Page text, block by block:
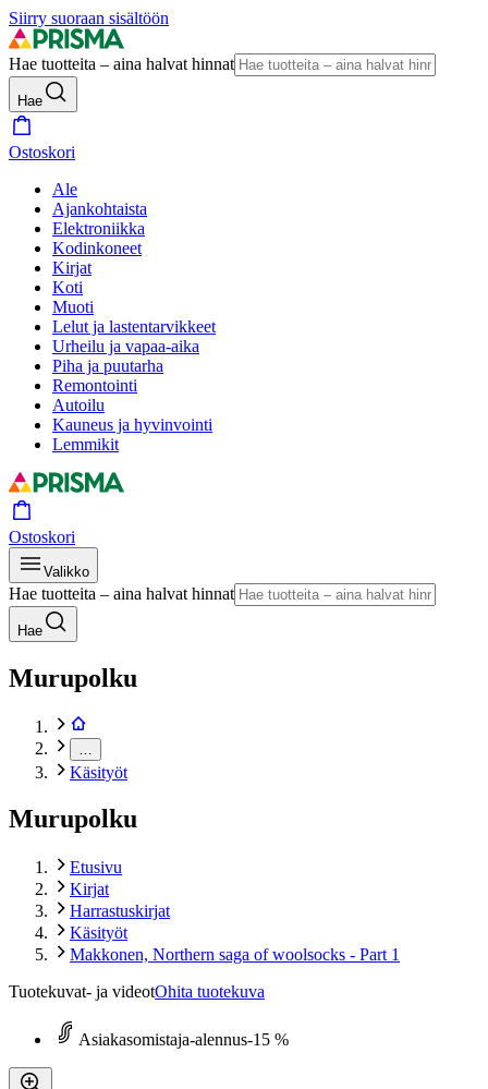
Siirry suoraan sisältöön
Hae tuotteita – aina halvat hinnat
Hae
Ostoskori
Ale
Ajankohtaista
Elektroniikka
Kodinkoneet
Kirjat
Koti
Muoti
Lelut ja lastentarvikkeet
Urheilu ja vapaa-aika
Piha ja puutarha
Remontointi
Autoilu
Kauneus ja hyvinvointi
Lemmikit
Ostoskori
Valikko
Hae tuotteita – aina halvat hinnat
Hae
Murupolku
Käsityöt
Murupolku
Etusivu
Kirjat
Harrastuskirjat
Käsityöt
Makkonen, Northern saga of woolsocks - Part 1
Tuotekuvat- ja videotOhita tuotekuva
Asiakasomistaja-alennus-15 %